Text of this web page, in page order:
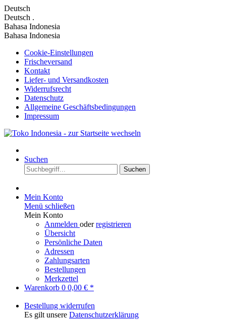
Deutsch
Deutsch .
Bahasa Indonesia
Bahasa Indonesia
Cookie-Einstellungen
Frischeversand
Kontakt
Liefer- und Versandkosten
Widerrufsrecht
Datenschutz
Allgemeine Geschäftsbedingungen
Impressum
Suchen
Suchen
Mein Konto
Menü schließen
Mein Konto
Anmelden oderregistrieren
Übersicht
Persönliche Daten
Adressen
Zahlungsarten
Bestellungen
Merkzettel
Warenkorb 0 0,00 € *
Bestellung widerrufen
Es gilt unsere Datenschutzerklärung